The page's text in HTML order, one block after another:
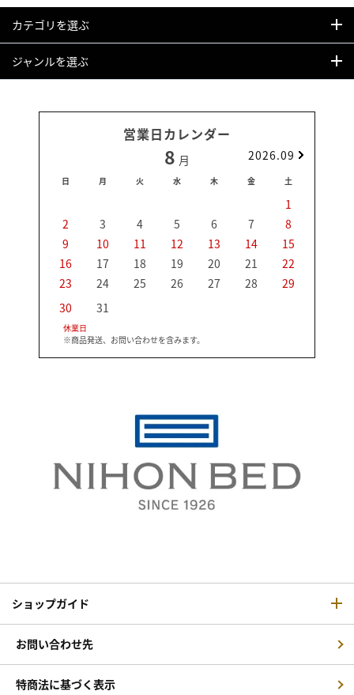
カテゴリを選ぶ
ジャンルを選ぶ
営業日カレンダー
8 月 2026.09
日 月 火 水 木 金 土
1
2
3 4 5 6 7
8
9
10 11 12 13 14
15
16
17 18 19 20 21
22
23
24 25 26 27 28
29
30
31
休業日
※商品発送、お問い合わせを含みます。
ショップガイド
お問い合わせ先
特商法に基づく表示